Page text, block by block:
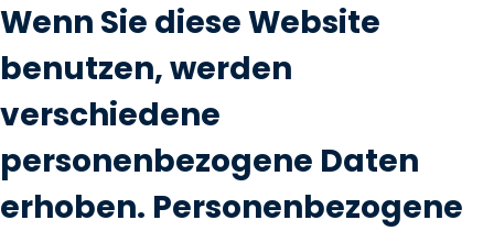
Wenn Sie diese Website
benutzen, werden
verschiedene
personenbezogene Daten
erhoben. Personenbezogene